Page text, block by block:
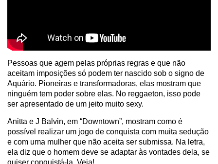
Pessoas que agem pelas próprias regras e que não
aceitam imposições só podem ter nascido sob o signo de
Aquário. Pioneiras e transformadoras, elas mostram que
ninguém tem poder sobre elas. No reggaeton, isso pode
ser apresentado de um jeito muito sexy.
Anitta e J Balvin, em “Downtown”, mostram como é
possível realizar um jogo de conquista com muita sedução
e com uma mulher que não aceita ser submissa. Na letra,
ela diz que o homem deve se adaptar às vontades dela, se
quiser conquistá-la. Veja!